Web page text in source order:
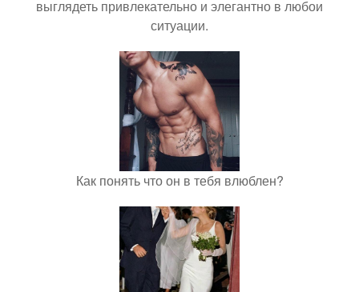
выглядеть привлекательно и элегантно в любои
ситуации.
Как понять что он в тебя влюблен?